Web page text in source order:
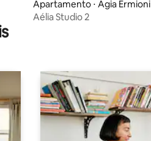
Apartamento ⋅ Agia Ermioni
Aélia Studio 2